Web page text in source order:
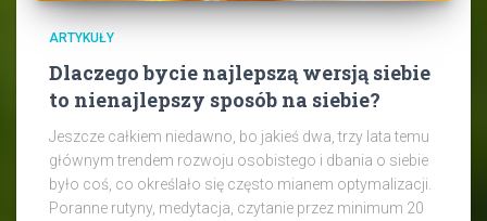
ARTYKUŁY
Dlaczego bycie najlepszą wersją siebie
to nienajlepszy sposób na siebie?
Jeszcze całkiem niedawno, bo jakieś dwa, trzy lata temu
głównym trendem rozwoju osobistego i dbania o siebie
było coś, co określało się często mianem optymalizacji.
Poranne rutyny, medytacja, czytanie przez minimum 20